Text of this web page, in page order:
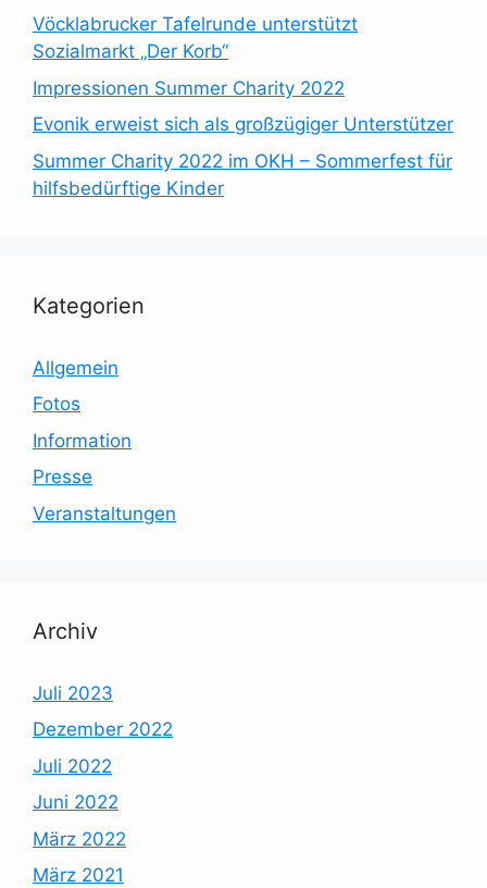
Vöcklabrucker Tafelrunde unterstützt
Sozialmarkt „Der Korb“
Impressionen Summer Charity 2022
Evonik erweist sich als großzügiger Unterstützer
Summer Charity 2022 im OKH – Sommerfest für
hilfsbedürftige Kinder
Kategorien
Allgemein
Fotos
Information
Presse
Veranstaltungen
Archiv
Juli 2023
Dezember 2022
Juli 2022
Juni 2022
März 2022
März 2021